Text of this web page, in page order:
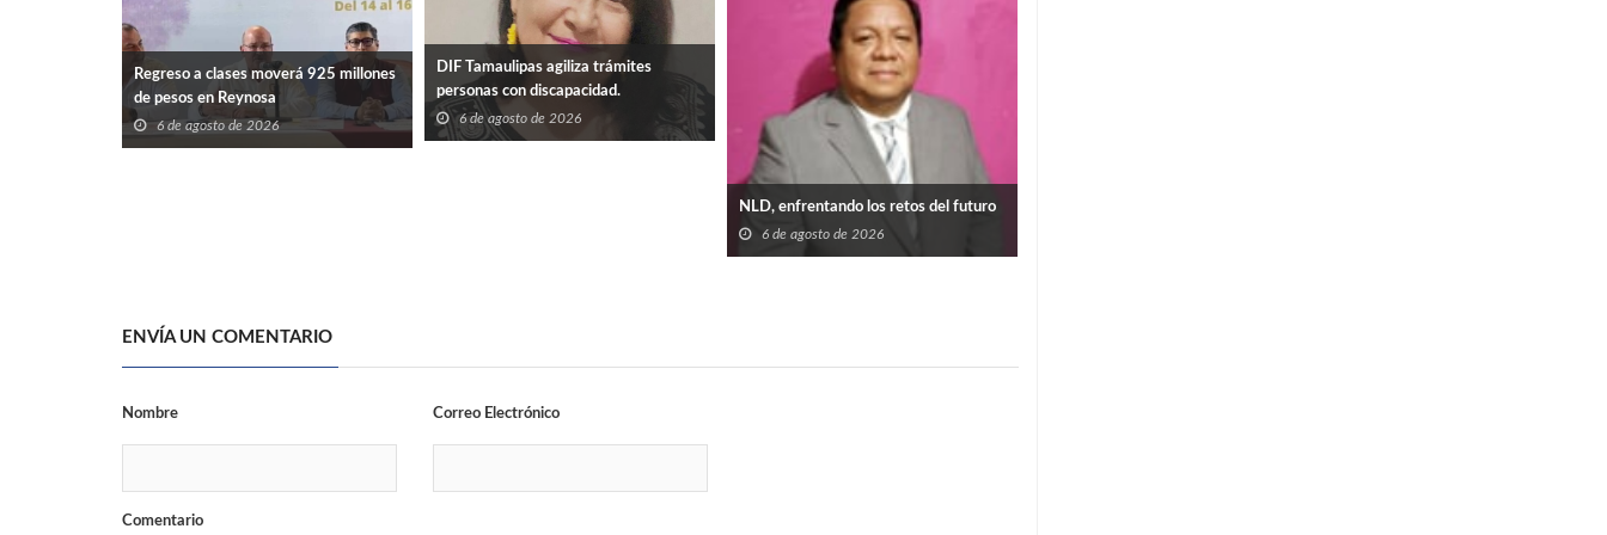
Regreso a clases moverá 925 millones
de pesos en Reynosa
6 de agosto de 2026
DIF Tamaulipas agiliza trámites
personas con discapacidad.
6 de agosto de 2026
NLD, enfrentando los retos del futuro
6 de agosto de 2026
ENVÍA UN COMENTARIO
Nombre Correo Electrónico
Comentario